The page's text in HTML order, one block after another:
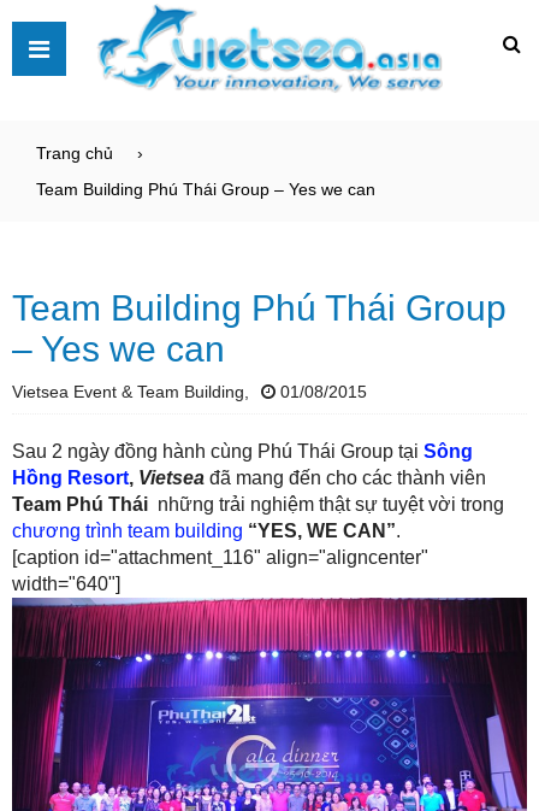
Trang chủ
Team Building Phú Thái Group – Yes we can
Team Building Phú Thái Group
– Yes we can
Vietsea Event & Team Building, 01/08/2015
Sau 2 ngày đồng hành cùng Phú Thái Group tại Sông
Hồng Resort, Vietsea đã mang đến cho các thành viên
Team Phú Thái những trải nghiệm thật sự tuyệt vời trong
chương trình team building “YES, WE CAN”.
[caption id="attachment_116" align="aligncenter"
width="640"]